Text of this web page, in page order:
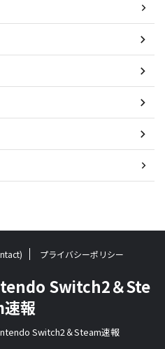
プライバシーポリシー
Switch2＆Ste
報
Switch2＆Steam速報